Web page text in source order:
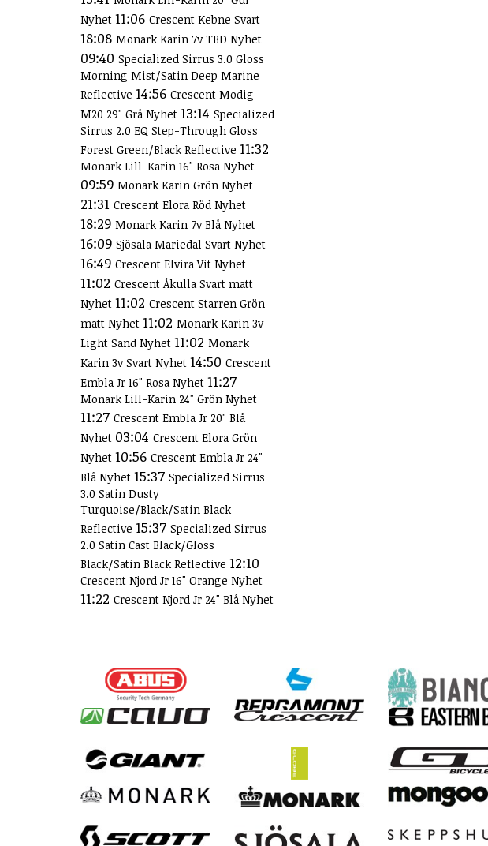
Nyhet 11:06 Crescent Kebne Svart
18:08 Monark Karin 7v TBD Nyhet
09:40 Specialized Sirrus 3.0 Gloss
Morning Mist/Satin Deep Marine
Reflective 14:56 Crescent Modig
M20 29" Grå Nyhet 13:14 Specialized
Sirrus 2.0 EQ Step-Through Gloss
Forest Green/Black Reflective 11:32
Monark Lill-Karin 16" Rosa Nyhet
09:59 Monark Karin Grön Nyhet
21:31 Crescent Elora Röd Nyhet
18:29 Monark Karin 7v Blå Nyhet
16:09 Sjösala Mariedal Svart Nyhet
16:49 Crescent Elvira Vit Nyhet
11:02 Crescent Åkulla Svart matt
Nyhet 11:02 Crescent Starren Grön
matt Nyhet 11:02 Monark Karin 3v
Light Sand Nyhet 11:02 Monark
Karin 3v Svart Nyhet 14:50 Crescent
Embla Jr 16" Rosa Nyhet 11:27
Monark Lill-Karin 24" Grön Nyhet
11:27 Crescent Embla Jr 20" Blå
Nyhet 03:04 Crescent Elora Grön
Nyhet 10:56 Crescent Embla Jr 24"
Blå Nyhet 15:37 Specialized Sirrus
3.0 Satin Dusty
Turquoise/Black/Satin Black
Reflective 15:37 Specialized Sirrus
2.0 Satin Cast Black/Gloss
Black/Satin Black Reflective 12:10
Crescent Njord Jr 16" Orange Nyhet
11:22 Crescent Njord Jr 24" Blå Nyhet